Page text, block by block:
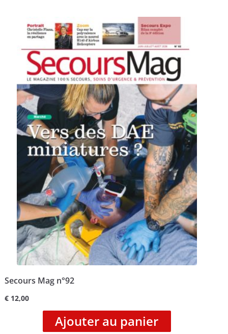
Secours Mag n°92
€12,00
Ajouter au panier